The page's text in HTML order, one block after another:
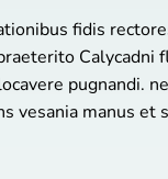
fidis
Calycadni
pugnandi.
vesania manus